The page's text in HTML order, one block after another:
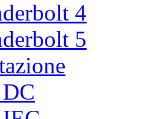
4
5